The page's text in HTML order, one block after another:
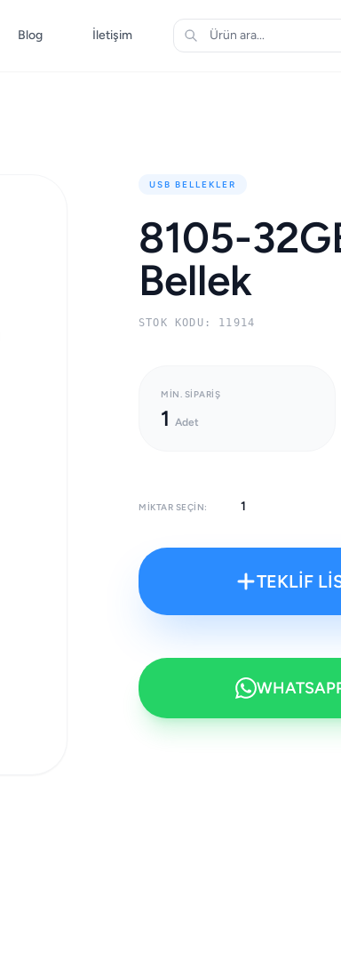
Blog İletişim
USB BELLEKLER
8105-
Bellek
STOK KODU: 11914
MIN. SIPARIŞ
1 Adet
MIKTAR SEÇIN:
TEKLİF